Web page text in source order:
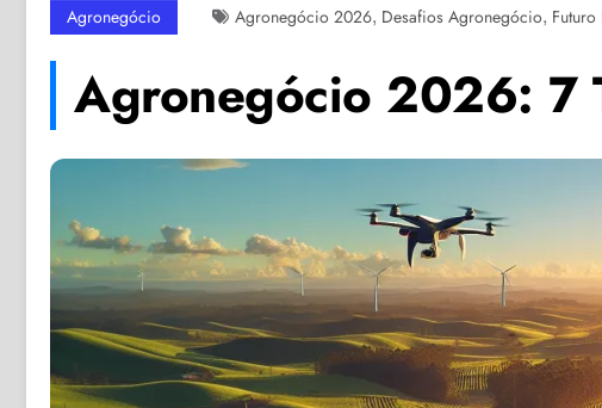
Agronegócio Agronegócio 2026, Desafios Agronegócio,
Agronegócio 2026: 7